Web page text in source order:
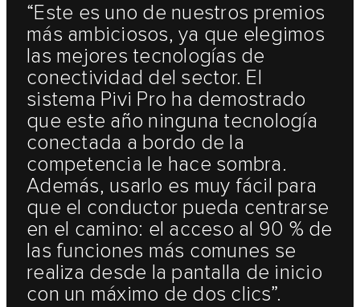
“Este es uno de nuestros premios
más ambiciosos, ya que elegimos
las mejores tecnologías de
conectividad del sector. El
sistema Pivi Pro ha demostrado
que este año ninguna tecnología
conectada a bordo de la
competencia le hace sombra.
Además, usarlo es muy fácil para
que el conductor pueda centrarse
en el camino: el acceso al 90 % de
las funciones más comunes se
realiza desde la pantalla de inicio
con un máximo de dos clics”.